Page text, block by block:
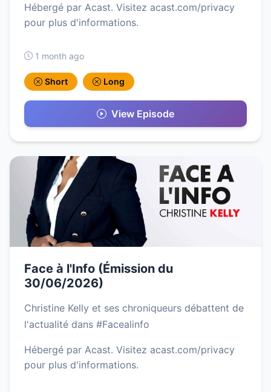
Hébergé par Acast. Visitez acast.com/privacy
pour plus d'informations.
1 month ago
Short Long
View Episode
Face à l'Info (Émission du
30/06/2026)
Christine Kelly et ses chroniqueurs débattent de
l'actualité dans #Facealinfo
Hébergé par Acast. Visitez acast.com/privacy
pour plus d'informations.